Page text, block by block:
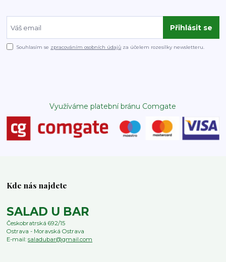
Přihlásit se
Souhlasím se zpracováním osobních údajů za účelem rozesílky newsletteru.
Využíváme platební bránu Comgate
Kde nás najdete
SALAD U BAR
Českobratrská 692/15
Ostrava - Moravská Ostrava
E-mail:saladubar@gmail.com